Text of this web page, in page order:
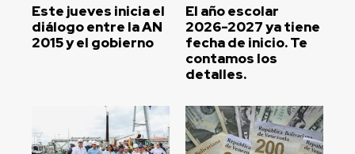
Este jueves inicia el
diálogo entre la AN
2015 y el gobierno
El año escolar
2026-2027 ya tiene
fecha de inicio. Te
contamos los
detalles.